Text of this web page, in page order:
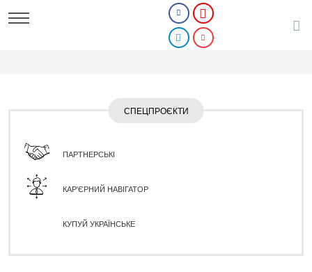
СПЕЦПРОЄКТИ
ПАРТНЕРСЬКІ
КАР'ЄРНИЙ НАВІГАТОР
КУПУЙ УКРАЇНСЬКЕ